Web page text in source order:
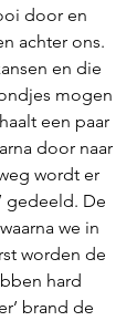
door en
achter ons.
en die
mogen
een paar
door naar
wordt er
gedeeld. De
we in
worden de
hard
brand de